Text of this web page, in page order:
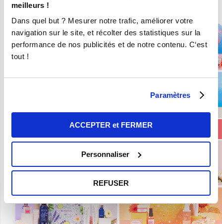
meilleurs !
Dans quel but ? Mesurer notre trafic, améliorer votre
navigation sur le site, et récolter des statistiques sur la
performance de nos publicités et de notre contenu. C‘est
tout !
Paramètres
ACCEPTER et FERMER
Personnaliser
REFUSER
Craquez pour vos 8 Nouvelles Box pour 9,90€ seulement !